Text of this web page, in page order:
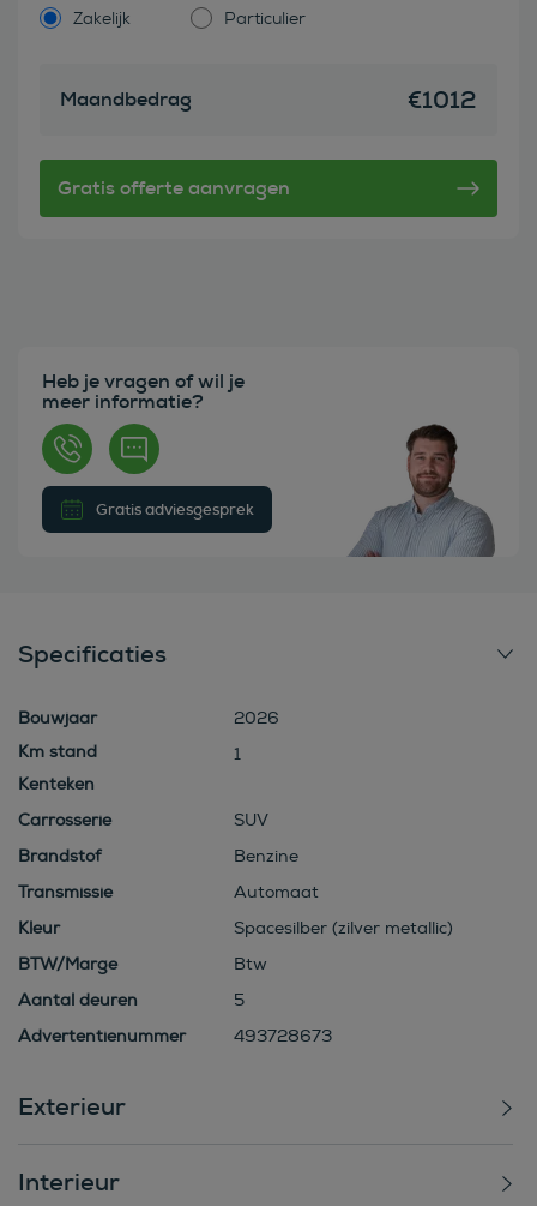
Zakelijk Particulier
Maandbedrag €1012
Heb je vragen of wil je
meer informatie?
Gratis adviesgesprek
Specificaties
Bouwjaar
2026
1
Kenteken
Carrosserie
SUV
Brandstof
Benzine
Transmissie
Automaat
Kleur
Spacesilber (zilver metallic)
BTW/Marge
Btw
Aantal deuren
5
Advertentienummer
493728673
Exterieur
Interieur